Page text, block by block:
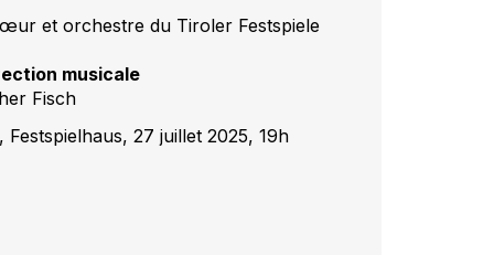
et orchestre du Tiroler Festspiele
musicale
Fisch
Festspielhaus, 27 juillet 2025, 19h